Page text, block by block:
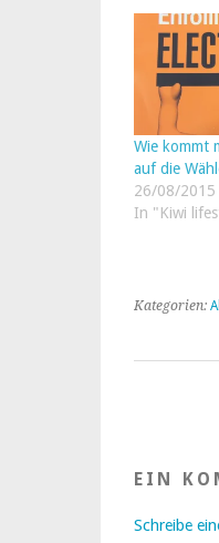
Wie kommt
auf die
26/08/2015
In "Kiwi
Kategorien:
EIN
Schreibe